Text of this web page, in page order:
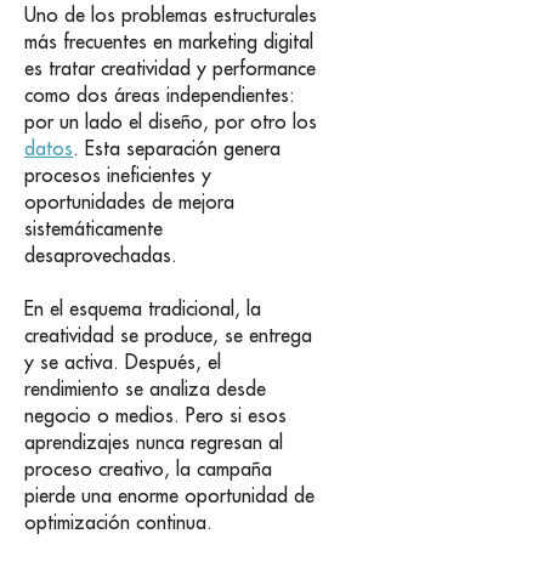
Uno de los problemas estructurales
más frecuentes en marketing digital
es tratar creatividad y performance
como dos áreas independientes:
por un lado el diseño, por otro los
datos. Esta separación genera
procesos ineficientes y
oportunidades de mejora
sistemáticamente
desaprovechadas.
En el esquema tradicional, la
creatividad se produce, se entrega
y se activa. Después, el
rendimiento se analiza desde
negocio o medios. Pero si esos
aprendizajes nunca regresan al
proceso creativo, la campaña
pierde una enorme oportunidad de
optimización continua.